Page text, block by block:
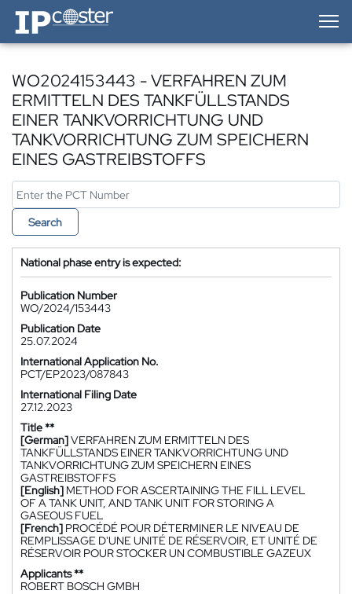
IP-Coster — Home
WO2024153443 - VERFAHREN ZUM
ERMITTELN DES TANKFÜLLSTANDS
EINER TANKVORRICHTUNG UND
TANKVORRICHTUNG ZUM SPEICHERN
EINES GASTREIBSTOFFS
Search
National phase entry is expected:
Publication Number
WO/2024/153443
Publication Date
25.07.2024
International Application No.
PCT/EP2023/087843
International Filing Date
27.12.2023
Title **
[German]VERFAHREN ZUM ERMITTELN DES
TANKFÜLLSTANDS EINER TANKVORRICHTUNG UND
TANKVORRICHTUNG ZUM SPEICHERN EINES
GASTREIBSTOFFS
[English] METHOD FOR ASCERTAINING THE FILL LEVEL
OF A TANK UNIT, AND TANK UNIT FOR STORING A
GASEOUS FUEL
[French] PROCÉDÉ POUR DÉTERMINER LE NIVEAU DE
REMPLISSAGE D'UNE UNITÉ DE RÉSERVOIR, ET UNITÉ DE
RÉSERVOIR POUR STOCKER UN COMBUSTIBLE GAZEUX
Applicants **
ROBERT BOSCH GMBH